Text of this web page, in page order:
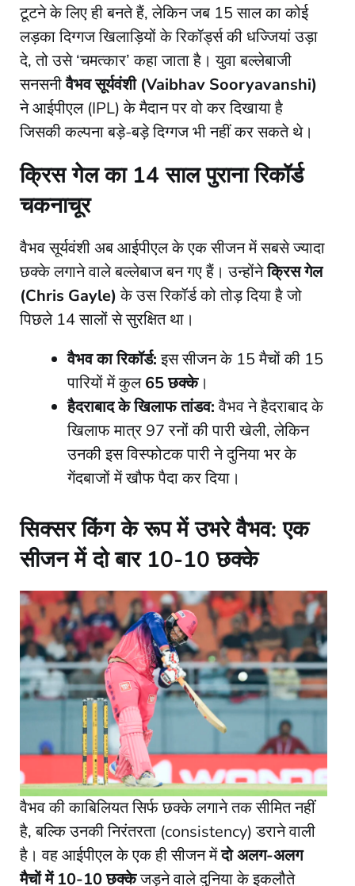
टूटने के लिए ही बनते हैं, लेकिन जब 15 साल का कोई
लड़का दिग्गज खिलाड़ियों के रिकॉर्ड्स की धज्जियां उड़ा
दे, तो उसे ‘चमत्कार’ कहा जाता है। युवा बल्लेबाजी
सनसनीवैभव सूर्यवंशी (Vaibhav Sooryavanshi)
ने आईपीएल (IPL) के मैदान पर वो कर दिखाया है
जिसकी कल्पना बड़े-बड़े दिग्गज भी नहीं कर सकते थे।
क्रिस गेल का 14 साल पुराना रिकॉर्ड
चकनाचूर
​वैभव सूर्यवंशी अब आईपीएल के एक सीजन में सबसे ज्यादा
छक्के लगाने वाले बल्लेबाज बन गए हैं। उन्होंनेक्रिस गेल
(Chris Gayle)के उस रिकॉर्ड को तोड़ दिया है जो
पिछले 14 सालों से सुरक्षित था।
वैभव का रिकॉर्ड:इस सीजन के 15 मैचों की 15
पारियों में कुल65 छक्के।
हैदराबाद के खिलाफ तांडव:वैभव ने हैदराबाद के
खिलाफ मात्र 97 रनों की पारी खेली, लेकिन
उनकी इस विस्फोटक पारी ने दुनिया भर के
गेंदबाजों में खौफ पैदा कर दिया।
सिक्सर किंग के रूप में उभरे वैभव: एक
सीजन में दो बार 10-10 छक्के
​वैभव की काबिलियत सिर्फ छक्के लगाने तक सीमित नहीं
है, बल्कि उनकी निरंतरता (consistency) डराने वाली
है। वह आईपीएल के एक ही सीजन मेंदो अलग-अलग
मैचों में 10-10 छक्केजड़ने वाले दुनिया के इकलौते